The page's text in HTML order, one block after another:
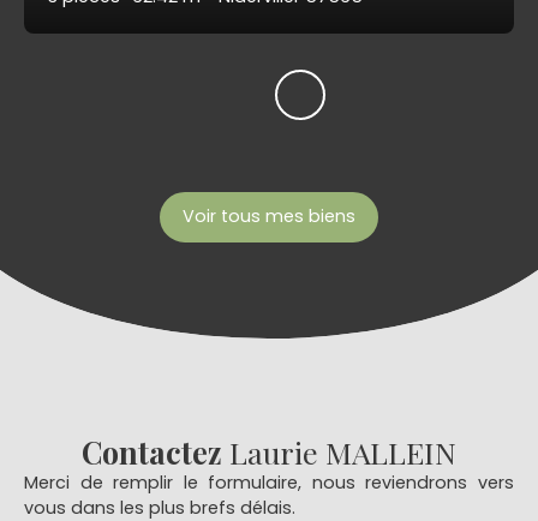
Voir tous mes biens
Contactez Laurie MALLEIN
Merci de remplir le formulaire, nous reviendrons vers
vous dans les plus brefs délais.